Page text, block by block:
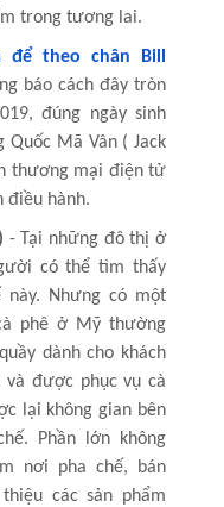
trong tương lai.
theo chân Bill
báo cách đây tròn
đúng ngày sinh
Quốc Mã Vân ( Jack
thương mại điện tử
điều hành.
- Tại những đô thị ở
có thể tìm thấy
Nhưng có một
phê ở Mỹ thường
dành cho khách
và được phục vụ cà
lại không gian bên
Phần lớn không
nơi pha chế, bán
các sản phẩm